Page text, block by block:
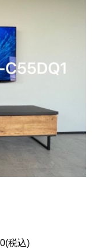
税込)